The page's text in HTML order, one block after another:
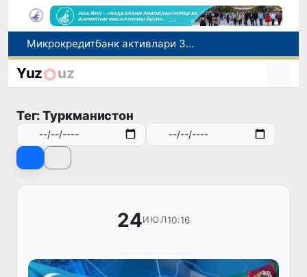
Микрокредитбанк активлари 30,7 трлн сўмга етди, Fitch рейтингни BB даражасига оширди
Малайзия Марказий Осиёда тиббий туризм йўналиши сифатидаги мавқеини мустаҳкамламоқда
Польшадаги элчихона кўмагида она ва бола Ватанга қайтарилди
Yuz uz
Тег: Туркманистон
24ИЮЛ10:16